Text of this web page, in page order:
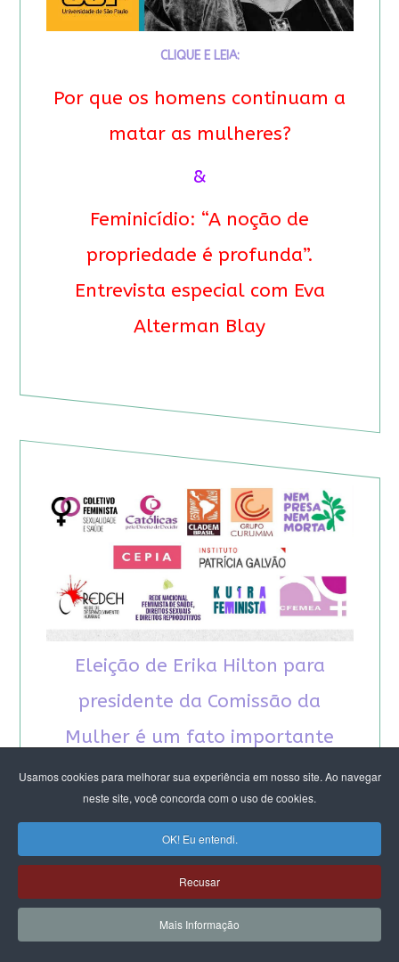
Usamos cookies para melhorar sua experiência em nosso site. Ao navegar
neste site, você concorda com o uso de cookies.
OK! Eu entendi.
Recusar
Mais Informação
CLIQUE E LEIA:
Por que os homens continuam a
matar as mulheres?
&
Feminicídio: “A noção de
propriedade é profunda”.
Entrevista especial com Eva
Alterman Blay
Eleição de Erika Hilton para
presidente da Comissão da
Mulher é um fato importante
para a democracia